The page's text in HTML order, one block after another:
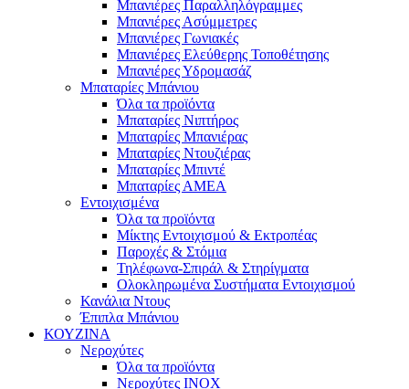
Μπανιέρες Παραλληλόγραμμες
Μπανιέρες Ασύμμετρες
Μπανιέρες Γωνιακές
Μπανιέρες Ελεύθερης Τοποθέτησης
Μπανιέρες Υδρομασάζ
Μπαταρίες Μπάνιου
Όλα τα προϊόντα
Μπαταρίες Νιπτήρος
Μπαταρίες Μπανιέρας
Μπαταρίες Ντουζιέρας
Μπαταρίες Μπιντέ
Μπαταρίες ΑΜΕΑ
Εντοιχισμένα
Όλα τα προϊόντα
Μίκτης Εντοιχισμού & Εκτροπέας
Παροχές & Στόμια
Τηλέφωνα-Σπιράλ & Στηρίγματα
Ολοκληρωμένα Συστήματα Εντοιχισμού
Κανάλια Ντους
Έπιπλα Μπάνιου
ΚΟΥΖΙΝΑ
Νεροχύτες
Όλα τα προϊόντα
Νεροχύτες ΙΝΟΧ